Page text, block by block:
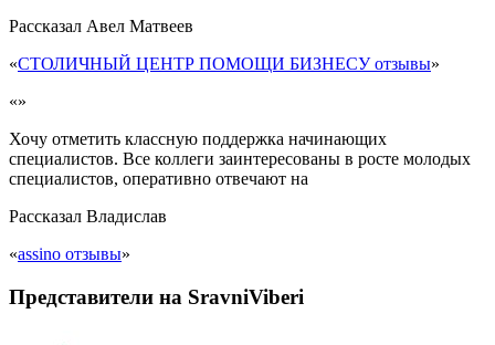
Рассказал Авел Матвеев
«СТОЛИЧНЫЙ ЦЕНТР ПОМОЩИ БИЗНЕСУ отзывы»
«»
Хочу отметить классную поддержка начинающих
специалистов. Все коллеги заинтересованы в росте молодых
специалистов, оперативно отвечают на
Рассказал Владислав
«assino отзывы»
Представители на SravniViberi